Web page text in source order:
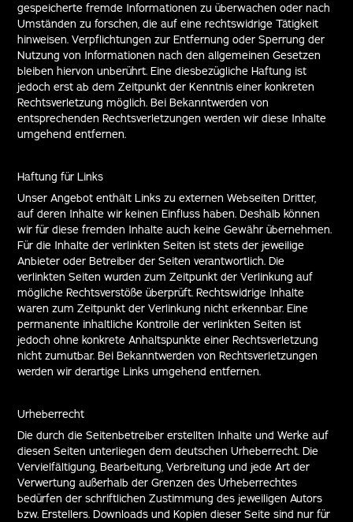
gespeicherte fremde Informationen zu überwachen oder nach
Umständen zu forschen, die auf eine rechtswidrige Tätigkeit
hinweisen. Verpflichtungen zur Entfernung oder Sperrung der
Nutzung von Informationen nach den allgemeinen Gesetzen
bleiben hiervon unberührt. Eine diesbezügliche Haftung ist
jedoch erst ab dem Zeitpunkt der Kenntnis einer konkreten
Rechtsverletzung möglich. Bei Bekanntwerden von
entsprechenden Rechtsverletzungen werden wir diese Inhalte
umgehend entfernen.
Haftung für Links
Unser Angebot enthält Links zu externen Webseiten Dritter,
auf deren Inhalte wir keinen Einfluss haben. Deshalb können
wir für diese fremden Inhalte auch keine Gewähr übernehmen.
Für die Inhalte der verlinkten Seiten ist stets der jeweilige
Anbieter oder Betreiber der Seiten verantwortlich. Die
verlinkten Seiten wurden zum Zeitpunkt der Verlinkung auf
mögliche Rechtsverstöße überprüft. Rechtswidrige Inhalte
waren zum Zeitpunkt der Verlinkung nicht erkennbar. Eine
permanente inhaltliche Kontrolle der verlinkten Seiten ist
jedoch ohne konkrete Anhaltspunkte einer Rechtsverletzung
nicht zumutbar. Bei Bekanntwerden von Rechtsverletzungen
werden wir derartige Links umgehend entfernen.
Urheberrecht
Die durch die Seitenbetreiber erstellten Inhalte und Werke auf
diesen Seiten unterliegen dem deutschen Urheberrecht. Die
Vervielfältigung, Bearbeitung, Verbreitung und jede Art der
Verwertung außerhalb der Grenzen des Urheberrechtes
bedürfen der schriftlichen Zustimmung des jeweiligen Autors
bzw. Erstellers. Downloads und Kopien dieser Seite sind nur für